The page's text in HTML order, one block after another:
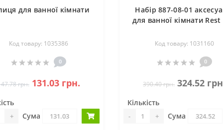
для ванної кімнати
Код товару: 1035386
0
грн. 131.03 грн.
+ Сума
Набір 887-08-01
для ванної кімнати
Код товару: 1031160
0
390.40 грн. 324.52
Кількість
- + Сума